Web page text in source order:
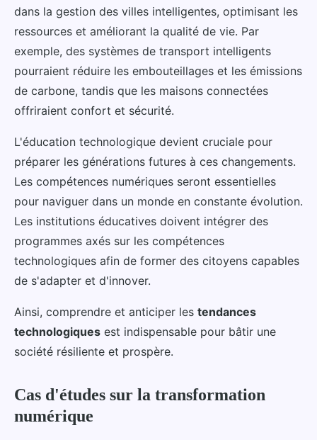
dans la gestion des villes intelligentes, optimisant les
ressources et améliorant la qualité de vie. Par
exemple, des systèmes de transport intelligents
pourraient réduire les embouteillages et les émissions
de carbone, tandis que les maisons connectées
offriraient confort et sécurité.
L'éducation technologique devient cruciale pour
préparer les générations futures à ces changements.
Les compétences numériques seront essentielles
pour naviguer dans un monde en constante évolution.
Les institutions éducatives doivent intégrer des
programmes axés sur les compétences
technologiques afin de former des citoyens capables
de s'adapter et d'innover.
Ainsi, comprendre et anticiper les tendances
technologiques est indispensable pour bâtir une
société résiliente et prospère.
Cas d'études sur la transformation
numérique